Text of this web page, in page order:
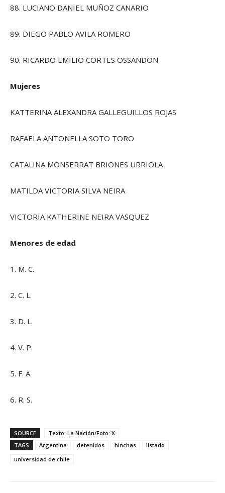
88. LUCIANO DANIEL MUÑOZ CANARIO
89. DIEGO PABLO AVILA ROMERO
90. RICARDO EMILIO CORTES OSSANDON
Mujeres
KATTERINA ALEXANDRA GALLEGUILLOS ROJAS
RAFAELA ANTONELLA SOTO TORO
CATALINA MONSERRAT BRIONES URRIOLA
MATILDA VICTORIA SILVA NEIRA
VICTORIA KATHERINE NEIRA VASQUEZ
Menores de edad
1. M. C.
2. C. L.
3. D. L.
4. V. P.
5. F. A.
6. R. S.
SOURCE
Texto: La Nación/Foto: X
TAGS
Argentina detenidos hinchas
listado
universidad de chile